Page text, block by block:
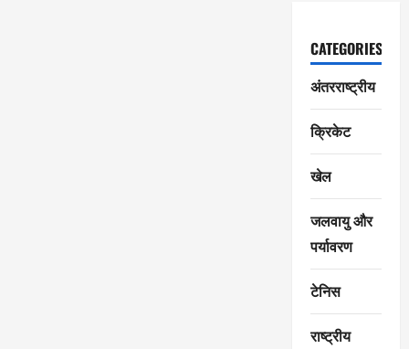
CATEGORIES
अंतरराष्ट्रीय
क्रिकेट
खेल
जलवायु और
पर्यावरण
टेनिस
राष्ट्रीय